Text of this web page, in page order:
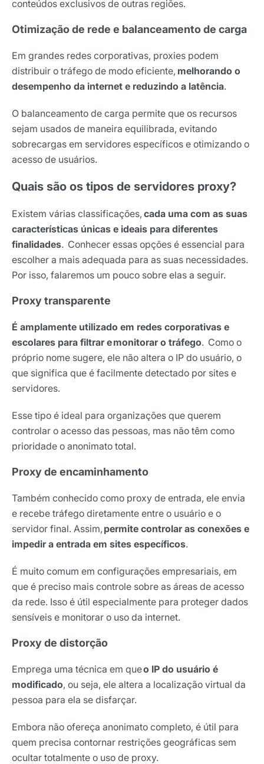
conteúdos exclusivos de outras regiões.
Otimização de rede e balanceamento de carga
Em grandes redes corporativas, proxies podem
distribuir o tráfego de modo eficiente, melhorando o
desempenho da internet e reduzindo a latência.
O balanceamento de carga permite que os recursos
sejam usados de maneira equilibrada, evitando
sobrecargas em servidores específicos e otimizando o
acesso de usuários.
Quais são os tipos de servidores proxy?
Existem várias classificações, cada uma com as suas
características únicas e ideais para diferentes
finalidades. Conhecer essas opções é essencial para
escolher a mais adequada para as suas necessidades.
Por isso, falaremos um pouco sobre elas a seguir.
Proxy transparente
É amplamente utilizado em redes corporativas e
escolares para filtrar e monitorar o tráfego. Como o
próprio nome sugere, ele não altera o IP do usuário, o
que significa que é facilmente detectado por sites e
servidores.
Esse tipo é ideal para organizações que querem
controlar o acesso das pessoas, mas não têm como
prioridade o anonimato total.
Proxy de encaminhamento
Também conhecido como proxy de entrada, ele envia
e recebe tráfego diretamente entre o usuário e o
servidor final. Assim, permite controlar as conexões e
impedir a entrada em sites específicos.
É muito comum em configurações empresariais, em
que é preciso mais controle sobre as áreas de acesso
da rede. Isso é útil especialmente para proteger dados
sensíveis e monitorar o uso da internet.
Proxy de distorção
Emprega uma técnica em queo IP do usuário é
modificado, ou seja, ele altera a localização virtual da
pessoa para ela se disfarçar.
Embora não ofereça anonimato completo, é útil para
quem precisa contornar restrições geográficas sem
ocultar totalmente o uso de proxy.